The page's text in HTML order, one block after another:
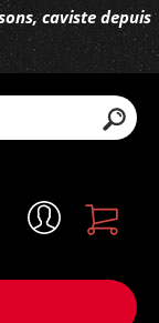
caviste depuis